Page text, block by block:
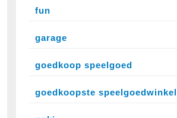
fun
garage
goedkoop speelgoed
goedkoopste speelgoedwinkel